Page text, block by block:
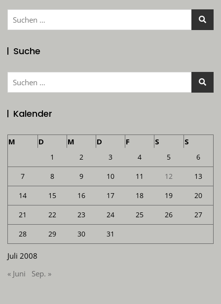
Suchen
Suche
Suchen
Kalender
Juli 2008
M D M D F S S
1 2 3 4 5 6
7 8 9 10 11 12 13
14 15 16 17 18 19 20
21 22 23 24 25 26 27
28 29 30 31
« Juni Sep. »